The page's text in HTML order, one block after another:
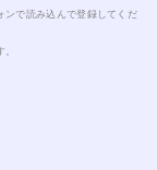
ンで読み込んで登録してくだ